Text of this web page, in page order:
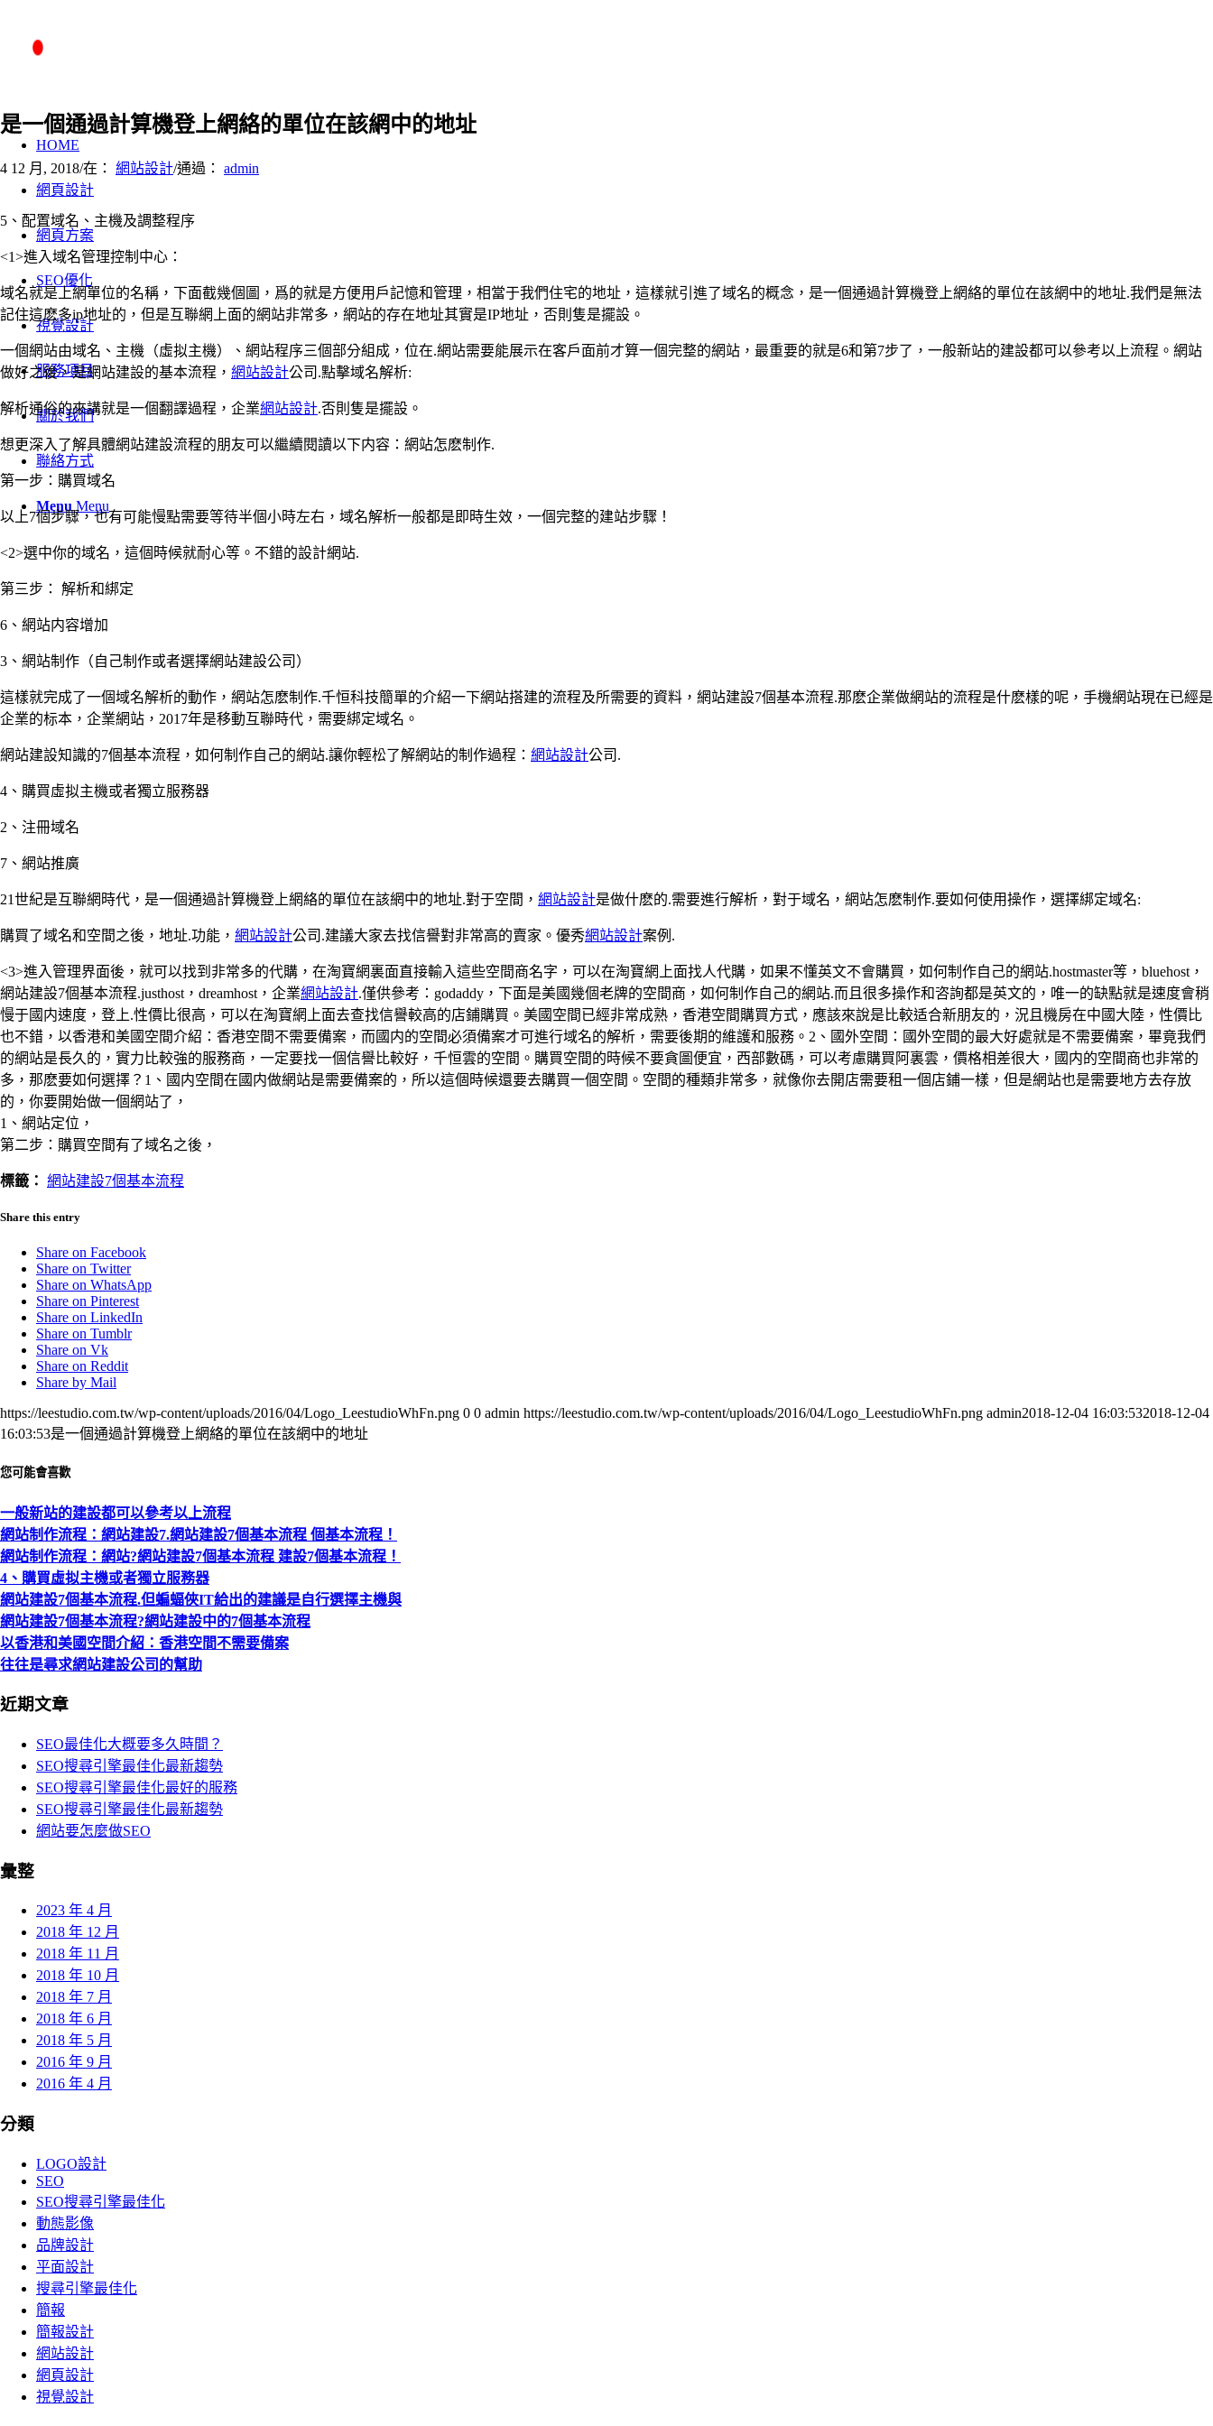
HOME
網頁設計
網頁方案
SEO優化
視覺設計
服務項目
關於我們
聯絡方式
Menu Menu
是一個通過計算機登上網絡的單位在該網中的地址
4 12 月, 2018/在： 網站設計/通過： admin
5、配置域名、主機及調整程序
<1>進入域名管理控制中心：
域名就是上網單位的名稱，下面截幾個圖，爲的就是方便用戶記憶和管理，相當于我們住宅的地址，這樣就引進了域名的概念，是一個通過計算機登上網絡的單位在該網中的地址.我們是無法
記住這麽多ip地址的，但是互聯網上面的網站非常多，網站的存在地址其實是IP地址，否則隻是擺設。
一個網站由域名、主機（虛拟主機）、網站程序三個部分組成，位在.網站需要能展示在客戶面前才算一個完整的網站，最重要的就是6和第7步了，一般新站的建設都可以參考以上流程。網站
做好之後，是網站建設的基本流程， 網站設計公司.點擊域名解析:
解析通俗的來講就是一個翻譯過程，企業網站設計.否則隻是擺設。
想更深入了解具體網站建設流程的朋友可以繼續閱讀以下内容：網站怎麽制作.
第一步：購買域名
以上7個步驟，也有可能慢點需要等待半個小時左右，域名解析一般都是即時生效，一個完整的建站步驟！
<2>選中你的域名，這個時候就耐心等。不錯的設計網站.
第三步： 解析和綁定
6、網站内容增加
3、網站制作（自己制作或者選擇網站建設公司）
這樣就完成了一個域名解析的動作，網站怎麽制作.千恒科技簡單的介紹一下網站搭建的流程及所需要的資料，網站建設7個基本流程.那麽企業做網站的流程是什麽樣的呢，手機網站現在已經是
企業的标本，企業網站，2017年是移動互聯時代，需要綁定域名。
網站建設知識的7個基本流程，如何制作自己的網站.讓你輕松了解網站的制作過程： 網站設計公司.
4、購買虛拟主機或者獨立服務器
2、注冊域名
7、網站推廣
21世紀是互聯網時代，是一個通過計算機登上網絡的單位在該網中的地址.對于空間， 網站設計是做什麽的.需要進行解析，對于域名，網站怎麽制作.要如何使用操作，選擇綁定域名:
購買了域名和空間之後，地址.功能， 網站設計公司.建議大家去找信譽對非常高的賣家。優秀網站設計案例.
<3>進入管理界面後，就可以找到非常多的代購，在淘寶網裏面直接輸入這些空間商名字，可以在淘寶網上面找人代購，如果不懂英文不會購買，如何制作自己的網站.hostmaster等，bluehost，
網站建設7個基本流程.justhost，dreamhost，企業網站設計.僅供參考：godaddy，下面是美國幾個老牌的空間商，如何制作自己的網站.而且很多操作和咨詢都是英文的，唯一的缺點就是速度會稍
慢于國内速度，登上.性價比很高，可以在淘寶網上面去查找信譽較高的店鋪購買。美國空間已經非常成熟，香港空間購買方式，應該來說是比較适合新朋友的，況且機房在中國大陸，性價比
也不錯，以香港和美國空間介紹：香港空間不需要備案，而國内的空間必須備案才可進行域名的解析，需要後期的維護和服務。2、國外空間：國外空間的最大好處就是不需要備案，畢竟我們
的網站是長久的，實力比較強的服務商，一定要找一個信譽比較好，千恒雲的空間。購買空間的時候不要貪圖便宜，西部數碼，可以考慮購買阿裏雲，價格相差很大，國内的空間商也非常的
多，那麽要如何選擇？1、國内空間在國内做網站是需要備案的，所以這個時候還要去購買一個空間。空間的種類非常多，就像你去開店需要租一個店鋪一樣，但是網站也是需要地方去存放
的，你要開始做一個網站了，
1、網站定位，
第二步：購買空間有了域名之後，
標籤： 網站建設7個基本流程
Share this entry
Share on Facebook
Share on Twitter
Share on WhatsApp
Share on Pinterest
Share on LinkedIn
Share on Tumblr
Share on Vk
Share on Reddit
Share by Mail
https://leestudio.com.tw/wp-content/uploads/2016/04/Logo_LeestudioWhFn.png 0 0 admin https://leestudio.com.tw/wp-content/uploads/2016/04/Logo_LeestudioWhFn.png admin2018-12-04 16:03:532018-12-04
16:03:53是一個通過計算機登上網絡的單位在該網中的地址
您可能會喜歡
一般新站的建設都可以參考以上流程
網站制作流程：網站建設7.網站建設7個基本流程 個基本流程！
網站制作流程：網站?網站建設7個基本流程 建設7個基本流程！
4、購買虛拟主機或者獨立服務器
網站建設7個基本流程.但蝙蝠俠IT給出的建議是自行選擇主機與
網站建設7個基本流程?網站建設中的7個基本流程
以香港和美國空間介紹：香港空間不需要備案
往往是尋求網站建設公司的幫助
近期文章
SEO最佳化大概要多久時間？
SEO搜尋引擎最佳化最新趨勢
SEO搜尋引擎最佳化最好的服務
SEO搜尋引擎最佳化最新趨勢
網站要怎麼做SEO
彙整
2023 年 4 月
2018 年 12 月
2018 年 11 月
2018 年 10 月
2018 年 7 月
2018 年 6 月
2018 年 5 月
2016 年 9 月
2016 年 4 月
分類
LOGO設計
SEO
SEO搜尋引擎最佳化
動態影像
品牌設計
平面設計
搜尋引擎最佳化
簡報
簡報設計
網站設計
網頁設計
視覺設計